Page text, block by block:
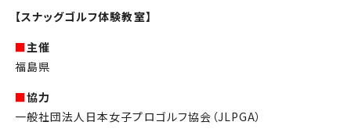
【スナッグゴルフ体験教室】
■主催
福島県
■協力
一般社団法人日本女子プロゴルフ協会（JLPGA）